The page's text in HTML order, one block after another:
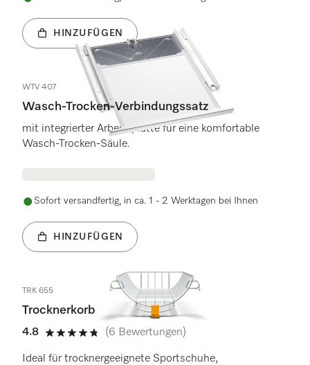
HINZUFÜGEN
WTV 407
Wasch-Trocken-Verbindungssatz
mit integrierter Arbeitsplatte für eine komfortable
Wasch-Trocken-Säule.
Sofort versandfertig, in ca. 1 - 2 Werktagen bei Ihnen
HINZUFÜGEN
TRK 655
Trocknerkorb
4.8
4.8 von 5 Sternen
(6 Bewertungen)
Ideal für trocknergeeignete Sportschuhe,